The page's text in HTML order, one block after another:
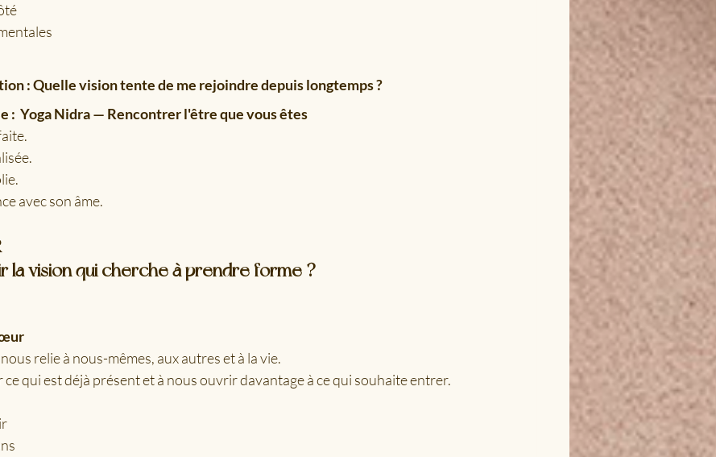
: Quelle vision tente de me rejoindre depuis longtemps ?
:  Yoga Nidra — Rencontrer l'être que vous êtes
avec son âme.
la vision qui cherche à prendre forme ?
relie à nous-mêmes, aux autres et à la vie.
ce qui est déjà présent et à nous ouvrir davantage à ce qui souhaite entrer.